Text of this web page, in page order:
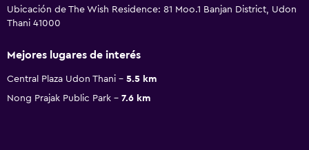
Ubicación de The Wish Residence: 81 Moo.1 Banjan District, Udon
Thani 41000
Mejores lugares de interés
Central Plaza Udon Thani
5.5 km
Nong Prajak Public Park
7.6 km